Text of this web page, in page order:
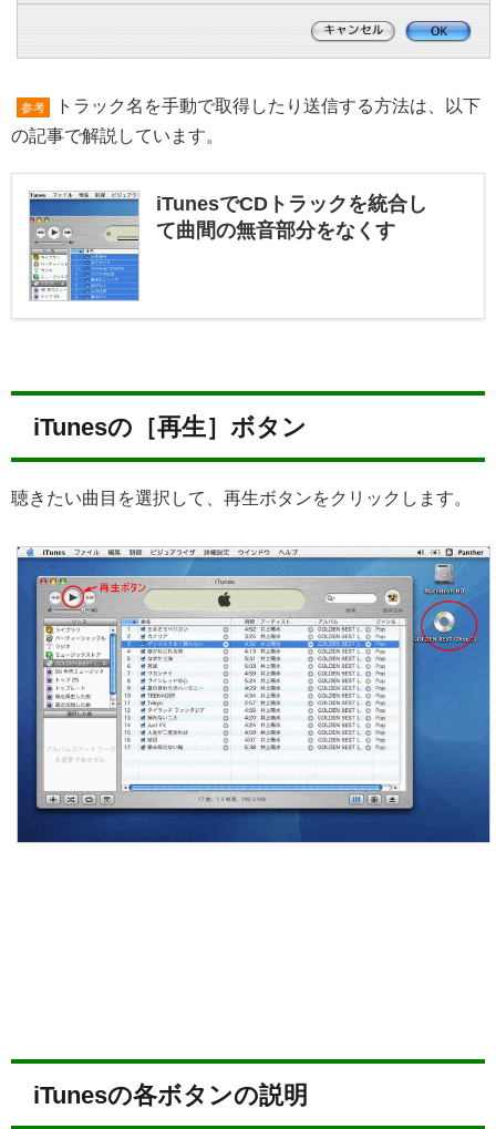
参考
トラック名を手動で取得したり送信する方法は、以下
の記事で解説しています。
iTunesでCDトラックを統合し
て曲間の無音部分をなくす
iTunesの［再生］ボタン
聴きたい曲目を選択して、再生ボタンをクリックします。
iTunesの各ボタンの説明